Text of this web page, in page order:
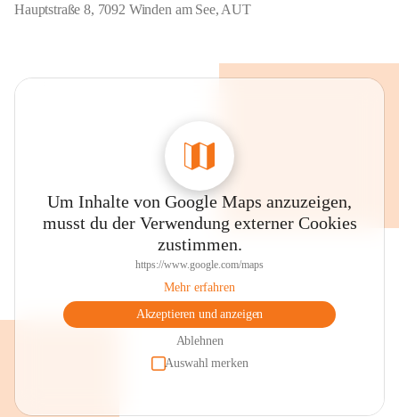
Hauptstraße 8, 7092 Winden am See, AUT
Um Inhalte von Google Maps anzuzeigen,
musst du der Verwendung externer Cookies
zustimmen.
https://www.google.com/maps
Mehr erfahren
Akzeptieren und anzeigen
Ablehnen
Auswahl merken